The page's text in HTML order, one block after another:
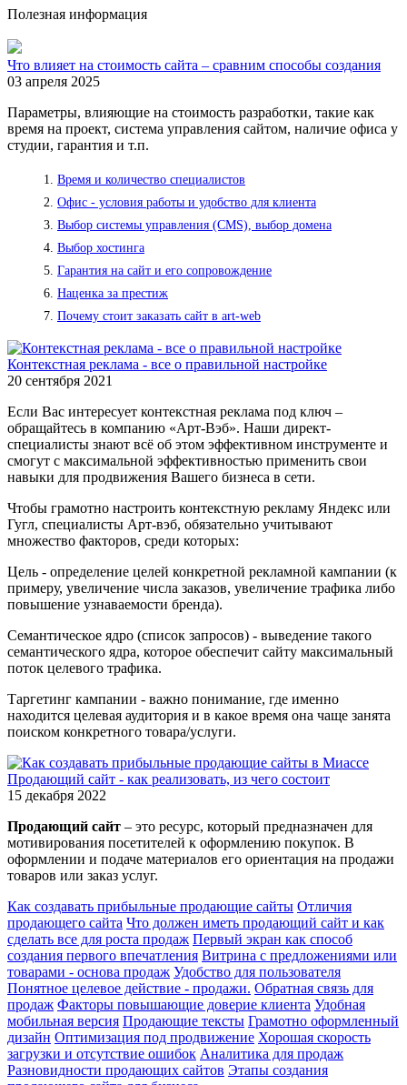
Полезная информация
Что влияет на стоимость сайта – сравним способы создания
03 апреля 2025
Параметры, влияющие на стоимость разработки, такие как
время на проект, система управления сайтом, наличие офиса у
студии, гарантия и т.п.
Время и количество специалистов
Офис - условия работы и удобство для клиента
Выбор системы управления (CMS), выбор домена
Выбор хостинга
Гарантия на сайт и его сопровождение
Наценка за престиж
Почему стоит заказать сайт в art-web
Контекстная реклама - все о правильной настройке
20 сентября 2021
Если Вас интересует контекстная реклама под ключ –
обращайтесь в компанию «Арт-Вэб». Наши директ-
специалисты знают всё об этом эффективном инструменте и
смогут с максимальной эффективностью применить свои
навыки для продвижения Вашего бизнеса в сети.
Чтобы грамотно настроить контекстную рекламу Яндекс или
Гугл, специалисты Арт-вэб, обязательно учитывают
множество факторов, среди которых:
Цель - определение целей конкретной рекламной кампании (к
примеру, увеличение числа заказов, увеличение трафика либо
повышение узнаваемости бренда).
Семантическое ядро (список запросов) - выведение такого
семантического ядра, которое обеспечит сайту максимальный
поток целевого трафика.
Таргетинг кампании - важно понимание, где именно
находится целевая аудитория и в какое время она чаще занята
поиском конкретного товара/услуги.
Продающий сайт - как реализовать, из чего состоит
15 декабря 2022
Продающий сайт – это ресурс, который предназначен для
мотивирования посетителей к оформлению покупок. В
оформлении и подаче материалов его ориентация на продажи
товаров или заказ услуг.
Как создавать прибыльные продающие сайты Отличия
продающего сайта Что должен иметь продающий сайт и как
сделать все для роста продаж Первый экран как способ
создания первого впечатления Витрина с предложениями или
товарами - основа продаж Удобство для пользователя
Понятное целевое действие - продажи. Обратная связь для
продаж Факторы повышающие доверие клиента Удобная
мобильная версия Продающие тексты Грамотно оформленный
дизайн Оптимизация под продвижение Хорошая скорость
загрузки и отсутствие ошибок Аналитика для продаж
Разновидности продающих сайтов Этапы создания